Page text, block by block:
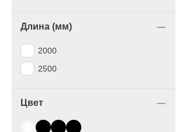
Длина (мм)
2000
2500
Цвет